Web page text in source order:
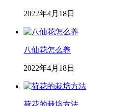
2022年4月18日
八仙花怎么养
2022年4月18日
荷花的栽培方法